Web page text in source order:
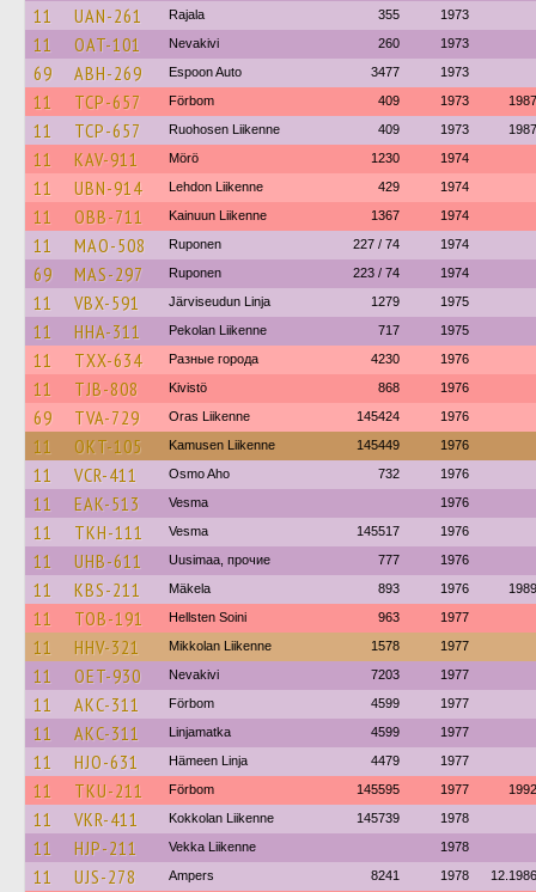
11 UAN-261 Rajala 355 1973
11 OAT-101 Nevakivi 260 1973
69 ABH-269 Espoon Auto 3477 1973
11 TCP-657 Förbom 409 1973 1987
11 TCP-657 Ruohosen Liikenne 409 1973 1987
11 KAV-911 Mörö 1230 1974
11 UBN-914 Lehdon Liikenne 429 1974
11 OBB-711 Kainuun Liikenne 1367 1974
11 MAO-508 Ruponen 227 / 74 1974
69 MAS-297 Ruponen 223 / 74 1974
11 VBX-591 Järviseudun Linja 1279 1975
11 HHA-311 Pekolan Liikenne 717 1975
11 TXX-634 Разные города 4230 1976
11 TJB-808 Kivistö 868 1976
69 TVA-729 Oras Liikenne 145424 1976
11 OKT-105 Kamusen Liikenne 145449 1976
11 VCR-411 Osmo Aho 732 1976
11 EAK-513 Vesma 1976
11 TKH-111 Vesma 145517 1976
11 UHB-611 Uusimaa, прочие 777 1976
11 KBS-211 Mäkela 893 1976 1989
11 TOB-191 Hellsten Soini 963 1977
11 HHV-321 Mikkolan Liikenne 1578 1977
11 OET-930 Nevakivi 7203 1977
11 AKC-311 Förbom 4599 1977
11 AKC-311 Linjamatka 4599 1977
11 HJO-631 Hämeen Linja 4479 1977
11 TKU-211 Förbom 145595 1977 1992
11 VKR-411 Kokkolan Liikenne 145739 1978
11 HJP-211 Vekka Liikenne 1978
11 UJS-278 Ampers 8241 1978 12.1986